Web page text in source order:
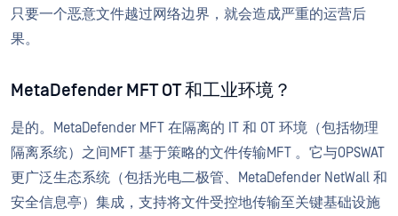
只要一个恶意文件越过网络边界，就会造成严重的运营后
果。
MetaDefender MFT OT 和工业环境？
是的。MetaDefender MFT 在隔离的 IT 和 OT 环境（包括物理
隔离系统）之间MFT 基于策略的文件传输MFT 。它与OPSWAT
更广泛生态系统（包括光电二极管、MetaDefender NetWall 和
安全信息亭）集成，支持将文件受控地传输至关键基础设施